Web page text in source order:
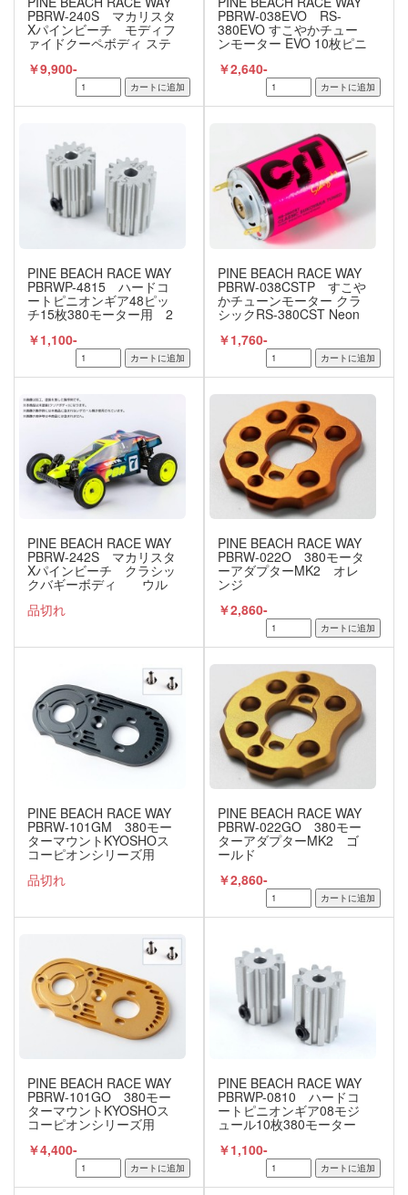
PBRW-240S マカリスタ
Xパインビーチ モディフ
ァイドクーペボディ ステ
し
￥9,900-
PBRW-038EVO RS-
380EVO すこやかチュー
ンモーター EVO 10枚ピニ
￥2,640-
PINE BEACH RACE WAY
PBRWP-4815 ハードコ
ートピニオンギア48ピッ
チ15枚380モーター用 2
個セット
￥1,100-
PINE BEACH RACE WAY
PBRW-038CSTP すこや
かチューンモーター クラ
シックRS-380CST Neon
Pink
￥1,760-
PINE BEACH RACE WAY
PBRW-242S マカリスタ
Xパインビーチ クラシッ
クバギーボディ ウル
トロン
品切れ
PINE BEACH RACE WAY
PBRW-022O 380モータ
ーアダプターMK2 オレ
ンジ
￥2,860-
PINE BEACH RACE WAY
PBRW-101GM 380モー
ターマウントKYOSHOス
コーピオンシリーズ用
品切れ
PINE BEACH RACE WAY
PBRW-022GO 380モー
ターアダプターMK2 ゴ
ールド
￥2,860-
PINE BEACH RACE WAY
PBRW-101GO 380モー
ターマウントKYOSHOス
コーピオンシリーズ用
￥4,400-
PINE BEACH RACE WAY
PBRWP-0810 ハードコ
ートピニオンギア08モジ
ュール10枚380モーター
￥1,100-